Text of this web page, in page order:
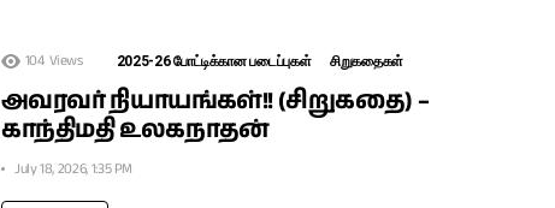
104 Views 2025-26 போட்டிக்கான படைப்புகள் சிறுகதைகள்
அவரவர் நியாயங்கள்!! (சிறுகதை) –
காந்திமதி உலகநாதன்
July 18, 2026, 1:35 PM